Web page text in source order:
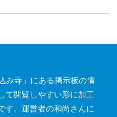
み寺」にある掲示板の情
て閲覧しやすい形に加工
す。運営者の和尚さんに